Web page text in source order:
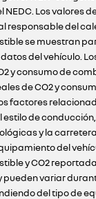
Los valores
responsable del
se muestran
del vehículo.
y consumo de
de CO2 y
factores
estilo de
y la
del
y CO2
pueden variar
del tipo de